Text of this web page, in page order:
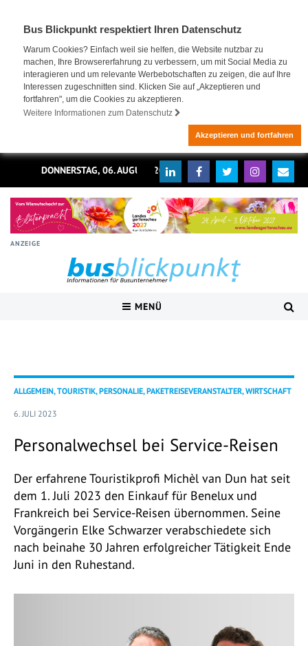
Bus Blickpunkt respektiert Ihren Datenschutz
Warum Cookies? Einfach weil sie helfen, die Website nutzbar zu
machen, Ihre Browsererfahrung zu verbessern, um mit Social Media zu
interagieren und um relevante Werbebotschaften zu zeigen, die auf Ihre
Interessen zugeschnitten sind. Klicken Sie auf „Akzeptieren und
fortfahren", um die Cookies zu akzeptieren.
Weitere Informationen zum Datenschutz
Akzeptieren und fortfahren
DONNERSTAG, 06. AUGUST 2026
ANZEIGE
MENÜ
ALLGEMEIN, TOURISTIK, PERSONALIE, PAKETREISEVERANSTALTER, WIRTSCHAFT
6. JULI 2023
Personalwechsel bei Service-Reisen
Der erfahrene Touristikprofi Michèl van Dun hat seit
dem 1. Juli 2023 den Einkauf für Benelux und
Frankreich bei Service-Reisen übernommen. Seine
Vorgängerin Elke Schwarzer verabschiedete sich
nach beinahe 30 Jahren erfolgreicher Tätigkeit Ende
Juni in den Ruhestand.